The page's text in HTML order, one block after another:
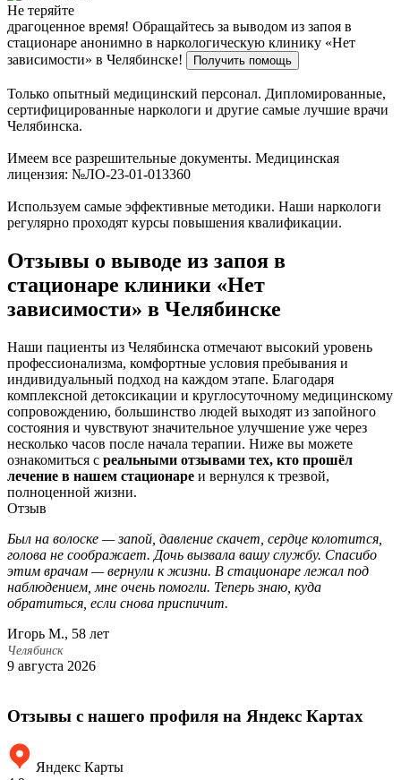
Не теряйте
драгоценное время! Обращайтесь за выводом из запоя в
стационаре анонимно в наркологическую клинику «Нет
зависимости» в Челябинске!
Получить помощь
Только опытный медицинский персонал. Дипломированные,
сертифицированные наркологи и другие самые лучшие врачи
Челябинска.
Имеем все разрешительные документы. Медицинская
лицензия: №ЛО-23-01-013360
Используем самые эффективные методики. Наши наркологи
регулярно проходят курсы повышения квалификации.
Отзывы о выводе из запоя в
стационаре клиники «Нет
зависимости» в Челябинске
Наши пациенты из Челябинска отмечают высокий уровень
профессионализма, комфортные условия пребывания и
индивидуальный подход на каждом этапе. Благодаря
комплексной детоксикации и круглосуточному медицинскому
сопровождению, большинство людей выходят из запойного
состояния и чувствуют значительное улучшение уже через
несколько часов после начала терапии. Ниже вы можете
ознакомиться с реальными отзывами тех, кто прошёл
лечение в нашем стационаре и вернулся к трезвой,
полноценной жизни.
Отзыв
Был на волоске — запой, давление скачет, сердце колотится,
голова не соображает. Дочь вызвала вашу службу. Спасибо
этим врачам — вернули к жизни. В стационаре лежал под
наблюдением, мне очень помогли. Теперь знаю, куда
обратиться, если снова приспичит.
Игорь М., 58 лет
Челябинск
9 августа 2026
Отзывы с нашего профиля на Яндекс Картах
Яндекс Карты